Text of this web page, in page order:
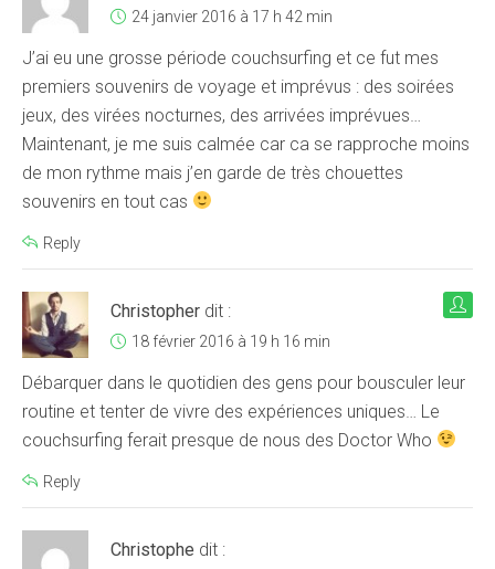
24 janvier 2016 à 17 h 42 min
J’ai eu une grosse période couchsurfing et ce fut mes
premiers souvenirs de voyage et imprévus : des soirées
jeux, des virées nocturnes, des arrivées imprévues…
Maintenant, je me suis calmée car ca se rapproche moins
de mon rythme mais j’en garde de très chouettes
souvenirs en tout cas
Reply
Christopher dit :
18 février 2016 à 19 h 16 min
Débarquer dans le quotidien des gens pour bousculer leur
routine et tenter de vivre des expériences uniques… Le
couchsurfing ferait presque de nous des Doctor Who
Reply
Christophe dit :